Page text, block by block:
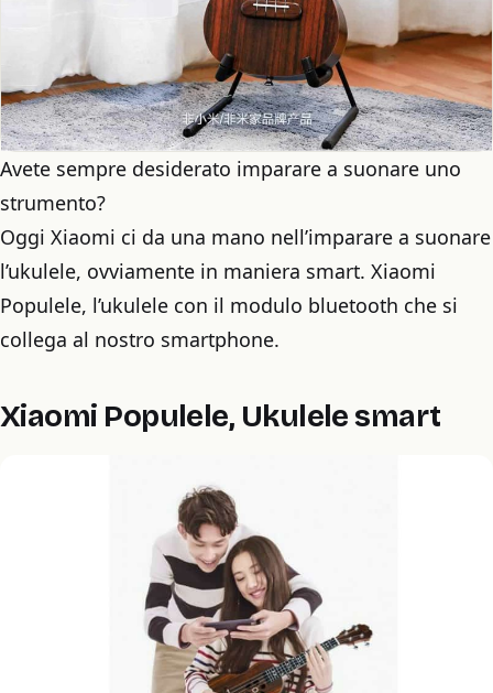
Avete sempre desiderato imparare a suonare uno
strumento?
Oggi Xiaomi ci da una mano nell’imparare a suonare
l’ukulele, ovviamente in maniera smart. Xiaomi
Populele, l’ukulele con il modulo bluetooth che si
collega al nostro smartphone.
Xiaomi Populele, Ukulele smart